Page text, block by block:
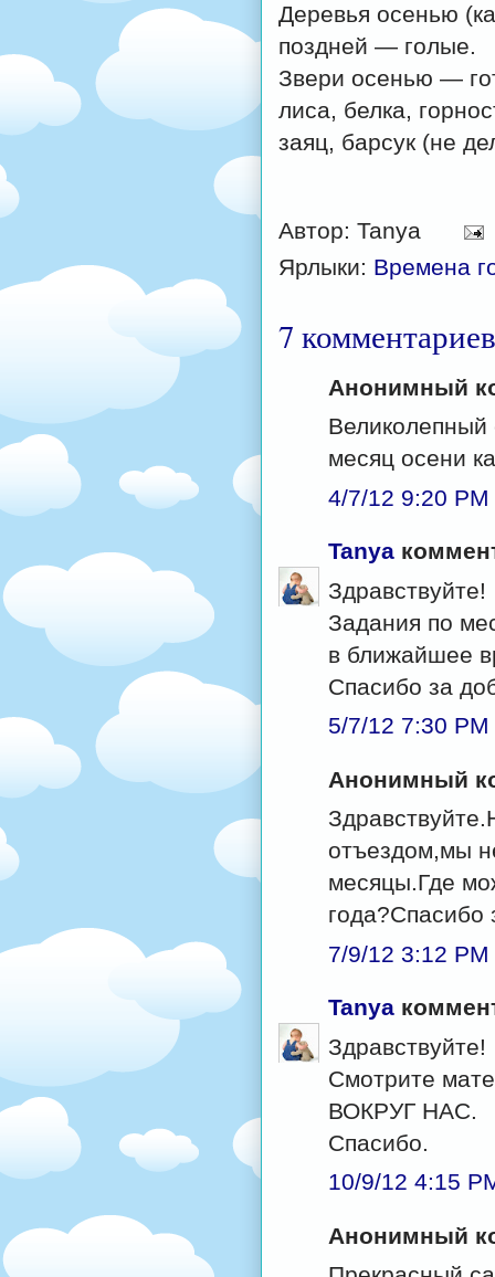
Деревья осенью
поздней — голые.
Звери осенью —
лиса, белка,
заяц, барсук (не
Автор: Tanya
Ярлыки: Времена
7
Анонимный
месяц осени
4/7/12 9:20 PM
Tanya
Здравствуйте!
Задания по
в ближайшее
Спасибо за
5/7/12 7:30 PM
Анонимный
отъездом,мы
месяцы.Где
года?Спасибо
7/9/12 3:12 PM
Tanya
Здравствуйте!
Смотрите
ВОКРУГ НАС.
Спасибо.
10/9/12 4:15
Анонимный